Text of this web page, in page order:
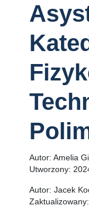
Autor: Amelia
Utworzony:
Autor: Jacek
Zaktualizowany: